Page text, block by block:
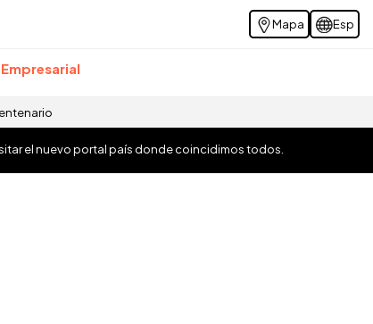
Mapa Esp
el nuevo portal país donde coincidimos todos.